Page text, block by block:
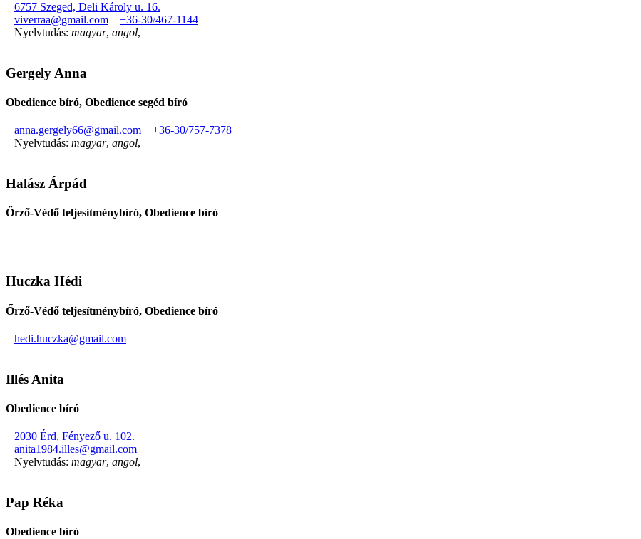
6757 Szeged, Deli Károly u. 16.
viverraa@gmail.com
+36-30/467-1144
Nyelvtudás: magyar, angol,
Gergely Anna
Obedience bíró, Obedience segéd bíró
anna.gergely66@gmail.com
+36-30/757-7378
Nyelvtudás: magyar, angol,
Halász Árpád
Őrző-Védő teljesítménybíró, Obedience bíró
Huczka Hédi
Őrző-Védő teljesítménybíró, Obedience bíró
hedi.huczka@gmail.com
Illés Anita
Obedience bíró
2030 Érd, Fényező u. 102.
anita1984.illes@gmail.com
Nyelvtudás: magyar, angol,
Pap Réka
Obedience bíró